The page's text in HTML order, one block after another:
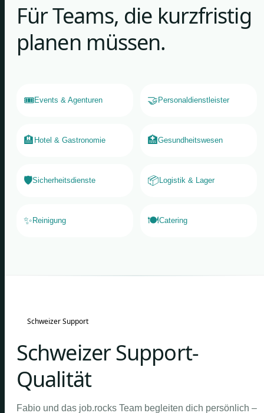
Für Teams, die kurzfristig
planen müssen.
🎟️Events & Agenturen 🤝 Personaldienstleister
🏨 Hotel & Gastronomie 🏥Gesundheitswesen
🛡️Sicherheitsdienste 📦 Logistik & Lager
✨ Reinigung 🍽️Catering
Schweizer Support
Schweizer Support-
Qualität
Fabio und das job.rocks Team begleiten dich persönlich –